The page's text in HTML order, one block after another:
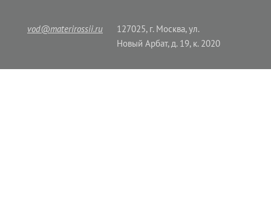
vod@materirossii.ru
127025, г. Москва, ул.
Новый Арбат, д. 19, к. 2020